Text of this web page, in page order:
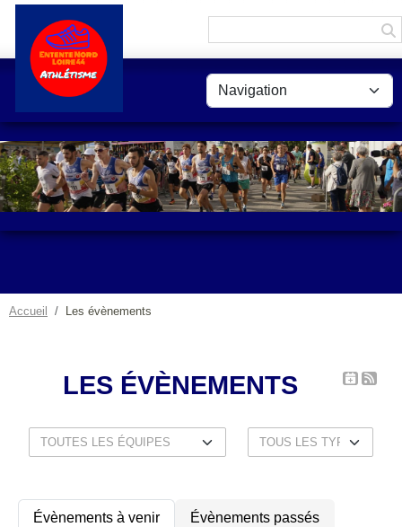
Accueil Les évènements
LES ÉVÈNEMENTS
Évènements à venir Évènements passés